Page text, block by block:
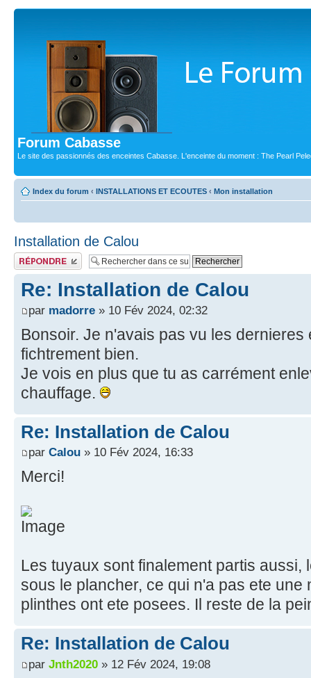
Forum Cabasse
Le site des passionnés des enceintes Cabasse. L'enceinte du moment : The Pearl
Index du forum ‹ INSTALLATIONS ET ECOUTES ‹ Mon installation
Installation de Calou
Publier une réponse
Re: Installation de Calou
par madorre » 10 Fév 2024, 02:32
Bonsoir. Je n'avais pas vu les dernieres
fichtrement bien.
Je vois en plus que tu as carrément
chauffage.
Re: Installation de Calou
par Calou » 10 Fév 2024, 16:33
Merci!
Les tuyaux sont finalement partis aussi,
sous le plancher, ce qui n'a pas ete une
plinthes ont ete posees. Il reste de la
Re: Installation de Calou
par Jnth2020 » 12 Fév 2024, 19:08